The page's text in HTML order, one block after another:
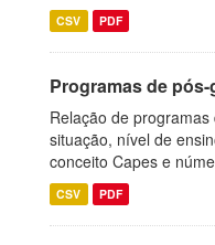
CSV PDF
Programas de
Relação de
situação, nível de
conceito Capes e
CSV PDF